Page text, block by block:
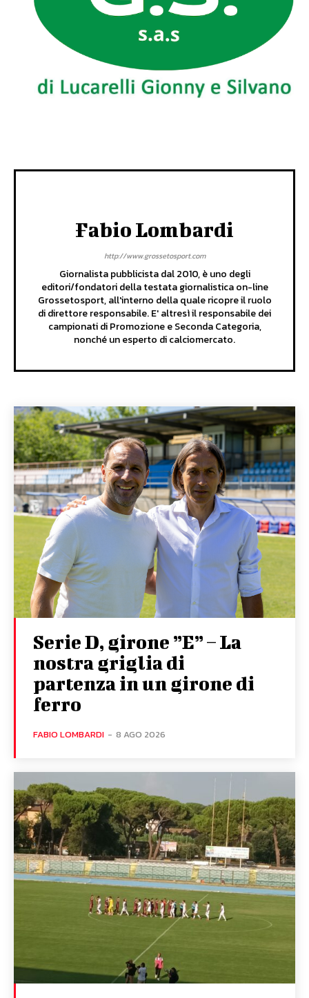
Fabio Lombardi
http://www.grossetosport.com
Giornalista pubblicista dal 2010, è uno degli
editori/fondatori della testata giornalistica on-line
Grossetosport, all'interno della quale ricopre il ruolo
di direttore responsabile. E' altresì il responsabile dei
campionati di Promozione e Seconda Categoria,
nonché un esperto di calciomercato.
Serie D, girone ”E” – La
nostra griglia di
partenza in un girone di
ferro
FABIO LOMBARDI - 8 AGO 2026